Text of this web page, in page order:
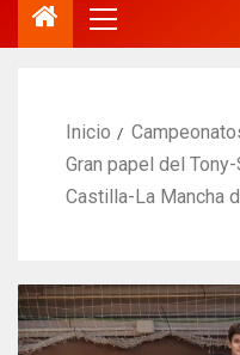
Inicio
Gran papel del
Castilla-La Mancha